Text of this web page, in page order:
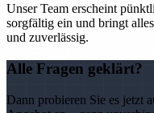
Unser Team erscheint
sorgfältig ein und bringt
und zuverlässig.
Alle Fragen geklärt?
Dann probieren Sie es jetzt